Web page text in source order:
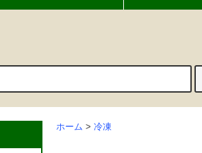
ホーム > 冷凍